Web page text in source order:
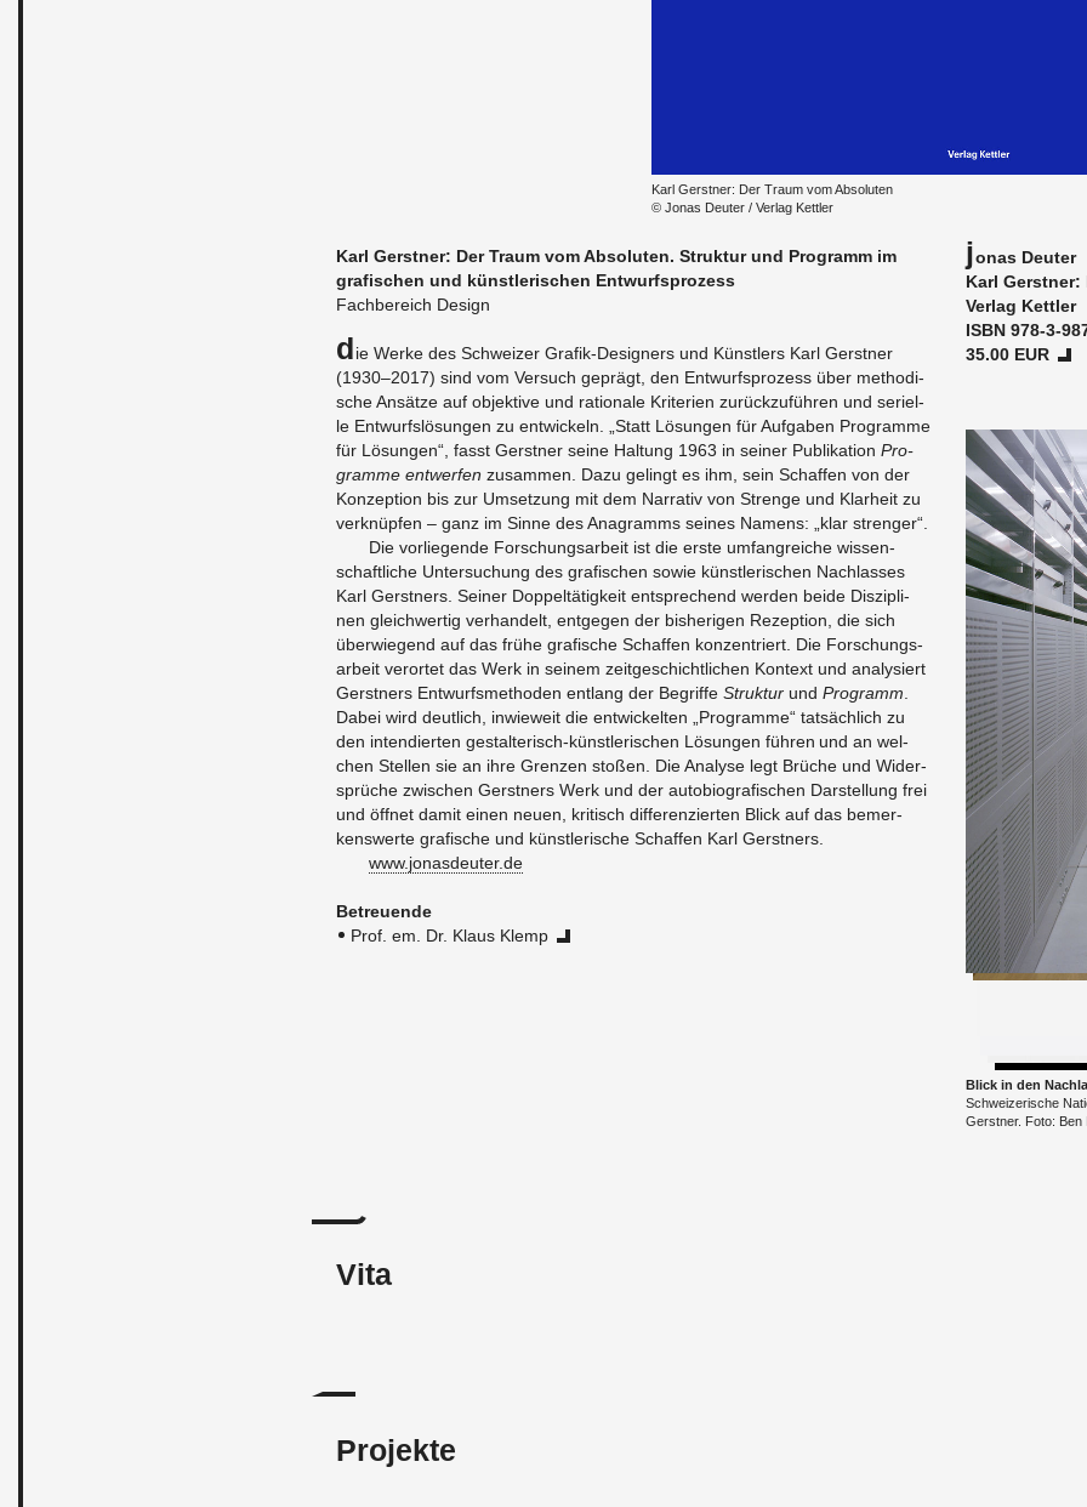
Karl Gerst­ner: Der Traum vom Ab­so­lu­ten
© Jonas Deu­ter / Ver­lag Kett­ler
Karl Gerst­ner: Der Traum vom Ab­so­lu­ten. Struk­tur und Pro­gramm im
gra­fi­schen und künst­le­ri­schen Ent­wurfs­pro­zess
Fach­be­reich De­sign
Die Werke des Schwei­zer Gra­fik-De­si­gners und Künst­lers Karl Gerst­ner
(1930–2017) sind vom Ver­such ge­prägt, den Ent­wurfs­pro­zess über me­tho­di­
sche An­sät­ze auf ob­jek­ti­ve und ra­tio­na­le Kri­te­ri­en zu­rück­zu­füh­ren und se­ri­el­
le Ent­wurfs­lö­sun­gen zu ent­wi­ckeln. „Statt Lö­sun­gen für Auf­ga­ben Pro­gram­me
für Lö­sun­gen“, fasst Gerst­ner seine Hal­tung 1963 in sei­ner Pu­bli­ka­ti­on Pro­
gram­me ent­wer­fen zu­sam­men. Dazu ge­lingt es ihm, sein Schaf­fen von der
Kon­zep­ti­on bis zur Um­set­zung mit dem Nar­ra­tiv von Stren­ge und Klar­heit zu
ver­knüp­fen – ganz im Sinne des Ana­gramms sei­nes Na­mens: „klar stren­ger“.
Die vor­lie­gen­de For­schungs­ar­beit ist die erste um­fang­rei­che wis­sen­
schaft­li­che Un­ter­su­chung des gra­fi­schen sowie künst­le­ri­schen Nach­las­ses
Karl Gerst­ners. Sei­ner Dop­pel­tä­tig­keit ent­spre­chend wer­den beide Dis­zi­pli­
nen gleich­wer­tig ver­han­delt, ent­ge­gen der bis­he­ri­gen Re­zep­ti­on, die sich
über­wie­gend auf das frühe gra­fi­sche Schaf­fen kon­zen­triert. Die For­schungs­
ar­beit ver­or­tet das Werk in sei­nem zeit­ge­schicht­li­chen Kon­text und ana­ly­siert
Gerst­ners Ent­wurfs­me­tho­den ent­lang der Be­grif­fe Struk­tur und Pro­gramm
Dabei wird deut­lich, in­wie­weit die ent­wi­ckel­ten „Pro­gram­me“ tat­säch­lich zu
den in­ten­dier­ten ge­stal­te­risch-künst­le­ri­schen Lö­sun­gen füh­ren und an wel­
chen Stel­len sie an ihre Gren­zen sto­ßen. Die Ana­ly­se legt Brü­che und Wi­der­
sprü­che zwi­schen Gerst­ners Werk und der au­to­bio­gra­fi­schen Dar­stel­lung frei
und öff­net damit einen neuen, kri­tisch dif­fe­ren­zier­ten Blick auf das be­mer­
kens­wer­te gra­fi­sche und künst­le­ri­sche Schaf­fen Karl Gerst­ners.
www.​jonasdeuter.​de
Be­treu­en­de
Prof. em. Dr. Klaus Klemp
Jonas Deu­ter
​Karl Gerst­ner:
Ver­lag Kett­ler
ISBN 978-3-
​35.00 EUR
Blick in den
Schwei­ze­ri­sche
Gerst­ner. Foto: Ben
Vita
Projekte